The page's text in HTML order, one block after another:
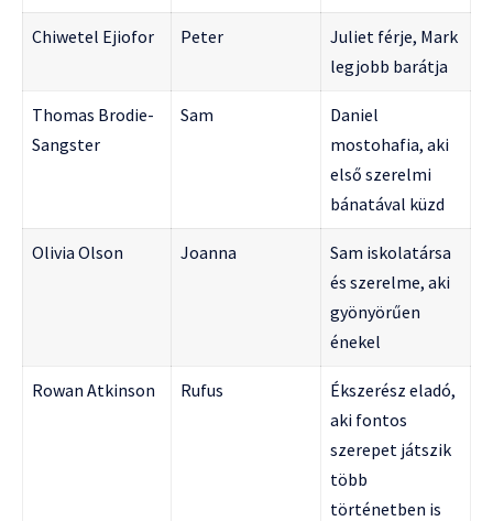
Chiwetel Ejiofor Peter
Juliet férje, Mark
legjobb barátja
Thomas Brodie-
Sangster
Sam
Daniel
mostohafia, aki
első szerelmi
bánatával küzd
Olivia Olson Joanna
Sam iskolatársa
és szerelme, aki
gyönyörűen
énekel
Rowan Atkinson Rufus
Ékszerész eladó,
aki fontos
szerepet játszik
több
történetben is